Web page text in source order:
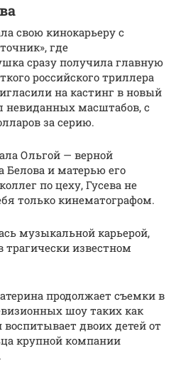
свою кинокарьеру с
где
сразу получила главную
российского триллера
на кастинг в новый
масштабов, с
за серию.
Ольгой — верной
Белова и матерью его
по цеху, Гусева не
только кинематографом.
музыкальной карьерой,
трагически известном
продолжает съемки в
шоу таких как
двоих детей от
крупной компании